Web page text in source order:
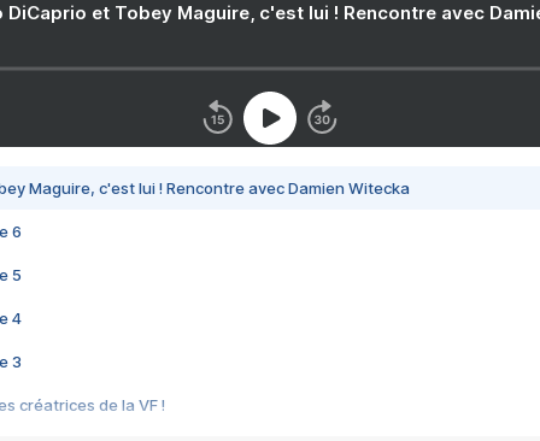
DiCaprio et Tobey Maguire, c'est lui ! Rencontre avec
Maguire, c'est lui ! Rencontre avec Damien Witecka
6
5
4
3
créatrices de la VF !